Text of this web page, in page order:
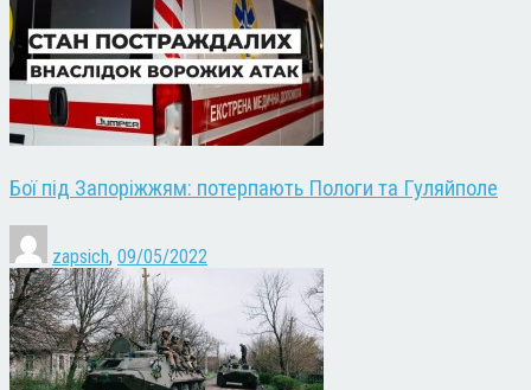
Бої під Запоріжжям: потерпають Пологи та Гуляйполе
zapsich, 09/05/2022